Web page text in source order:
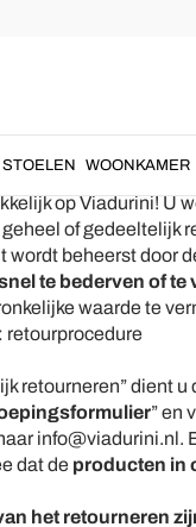
WOONKAMER
-
op Viadurini! U
of gedeeltelijk
wordt beheerst door
te bederven of te
waarde te
retourprocedure
retourneren” dient
” en
info@viadurini.nl.
dat de producten in
het retourneren